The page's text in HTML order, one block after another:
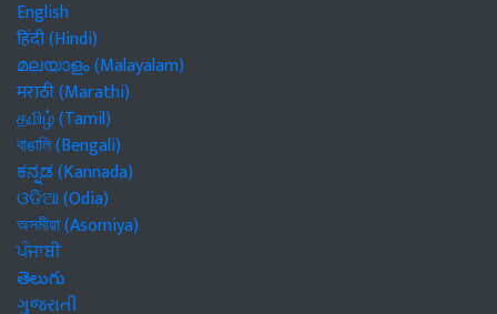
English
हिंदी (Hindi)
മലയാളം (Malayalam)
मराठी (Marathi)
தமிழ் (Tamil)
বাঙালি (Bengali)
ಕನ್ನಡ (Kannada)
ଓଡିଆ (Odia)
অসমীয়া (Asomiya)
ਪੰਜਾਬੀ
తెలుగు
ગુજરાતી